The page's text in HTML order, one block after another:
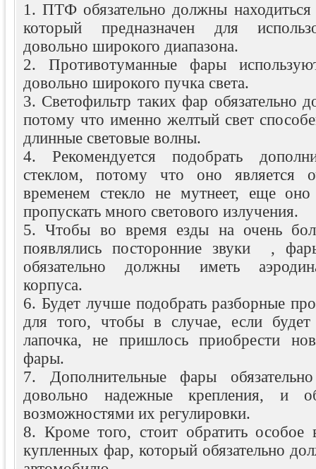
1. ПТФ обязательно должны
который предназначен для
довольно широкого диапазона.
2. Противотуманные фары
довольно широкого пучка света.
3. Светофильтр таких фар обязательно
потому что именно желтый свет
длинные световые волны.
4. Рекомендуется подобрать
стеклом, потому что оно является
временем стекло не мутнеет, еще
пропускать много светового излучения.
5. Чтобы во время езды на очень
появлялись посторонние звуки ,
обязательно должны иметь
корпуса.
6. Будет лучше подобрать разборные
для того, чтобы в случае, если будет
лапочка, не пришлось приобрести
фары.
7. Дополнительные фары
довольно надежные крепления, и
возможностями их регулировки.
8. Кроме того, стоит обратить особое
купленных фар, который обязательно